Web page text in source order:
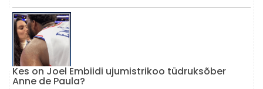
Kes on Joel Embiidi ujumistrikoo tüdruksõber
Anne de Paula?